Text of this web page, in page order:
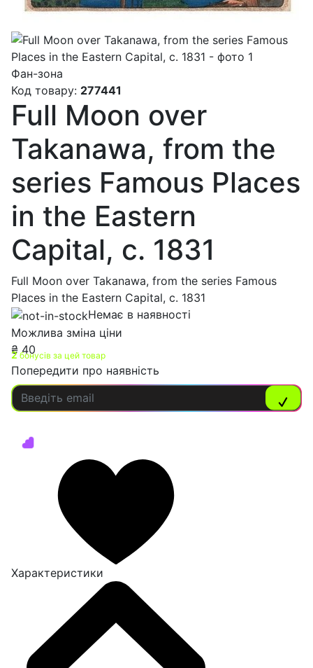
Фан-зона
Код товару: 277441
Full Moon over
Takanawa, from the
series Famous Places
in the Eastern
Capital, c. 1831
Full Moon over Takanawa, from the series Famous
Places in the Eastern Capital, c. 1831
Немає в наявності
Можлива зміна ціни
₴ 40
2 бонусів за цей товар
Попередити про наявність
Характеристики